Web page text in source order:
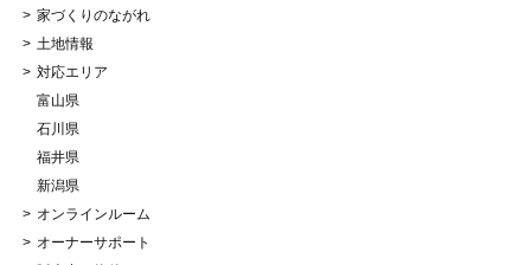
家づくりのながれ
土地情報
対応エリア
富山県
石川県
福井県
新潟県
オンラインルーム
オーナーサポート